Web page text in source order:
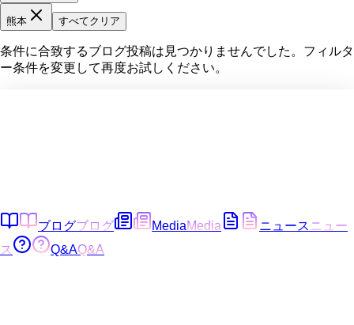
熊本 すべてクリア
条件に合致するブログ投稿は見つかりませんでした。フィルタ
ー条件を変更して再度お試しください。
ブログブログ MediaMedia ニュース ニュー
ス
Q&AQ&A